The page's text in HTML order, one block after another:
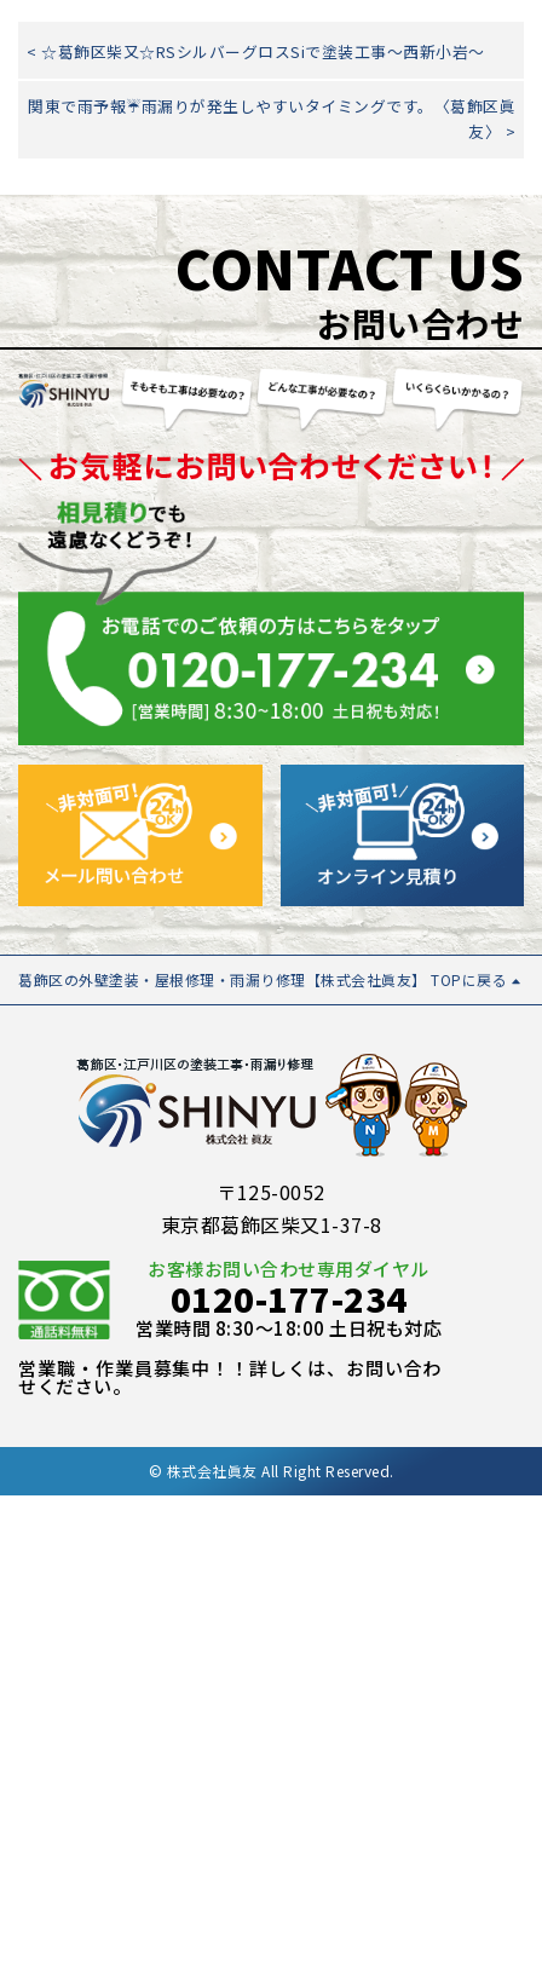
< ☆葛飾区柴又☆RSシルバーグロスSiで塗装工事～西新小岩～
関東で雨予報☔雨漏りが発生しやすいタイミングです。〈葛飾区眞
友〉 >
CONTACT US
お問い合わせ
葛飾区の外壁塗装・屋根修理・雨漏り修理【株式会社眞友】 TOPに戻る
〒125-0052
東京都葛飾区柴又1-37-8
お客様お問い合わせ専用ダイヤル
0120-177-234
営業時間 8:30～18:00 土日祝も対応
営業職・作業員募集中！！詳しくは、お問い合わ
せください。
© 株式会社眞友 All Right Reserved.